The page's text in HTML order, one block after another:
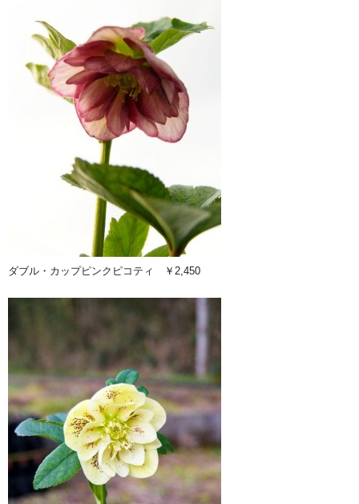
ダブル・カップピンクピコティ ￥2,450